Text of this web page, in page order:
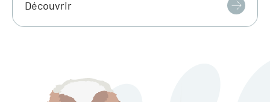
Découvrir